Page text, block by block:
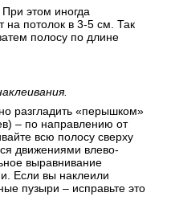
этом иногда
на потолок в 3-5 см. Так
полосу по длине
разгладить «перышком»
– по направлению от
всю полосу сверху
движениями влево-
выравнивание
Если вы наклеили
пузыри – исправьте это